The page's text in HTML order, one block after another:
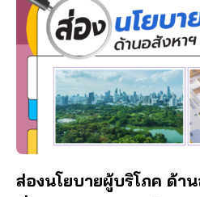
ส่องนโยบายผู้บริโภค ด้า